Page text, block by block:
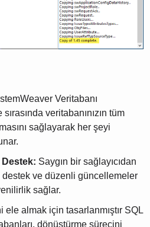
Veritabanı
veritabanınızın tüm
sağlayarak her şeyi
Saygın bir sağlayıcıdan
ve düzenli güncellemeler
sağlar.
ele almak için tasarlanmıştır SQL
dönüştürme sürecini